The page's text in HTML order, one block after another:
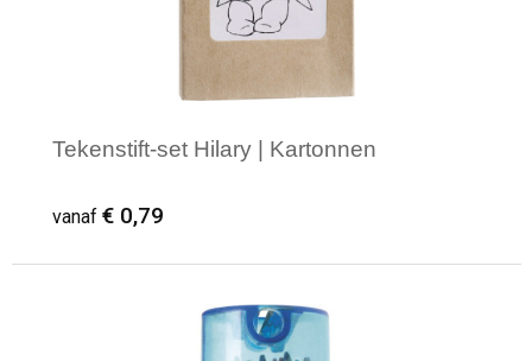
Tekenstift-set Hilary | Kartonnen
vanaf € 0,79
Minimale afname: 1